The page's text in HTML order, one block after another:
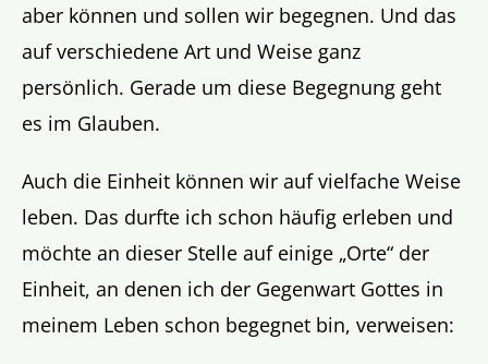
aber können und sollen wir begegnen. Und das
auf verschiedene Art und Weise ganz
persönlich. Gerade um diese Begegnung geht
es im Glauben.
Auch die Einheit können wir auf vielfache Weise
leben. Das durfte ich schon häufig erleben und
möchte an dieser Stelle auf einige „Orte“ der
Einheit, an denen ich der Gegenwart Gottes in
meinem Leben schon begegnet bin, verweisen: